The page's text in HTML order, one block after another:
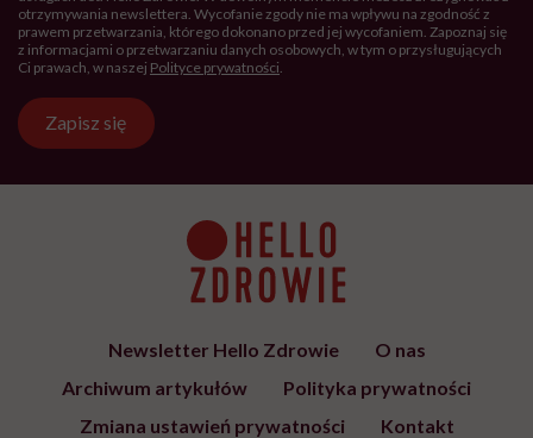
otrzymywania newslettera. Wycofanie zgody nie ma wpływu na zgodność z
prawem przetwarzania, którego dokonano przed jej wycofaniem. Zapoznaj się
z informacjami o przetwarzaniu danych osobowych, w tym o przysługujących
Ci prawach, w naszej Polityce prywatności
Zapisz się
Newsletter Hello Zdrowie
O nas
Archiwum artykułów
Polityka prywatności
Zmiana ustawień prywatności
Kontakt